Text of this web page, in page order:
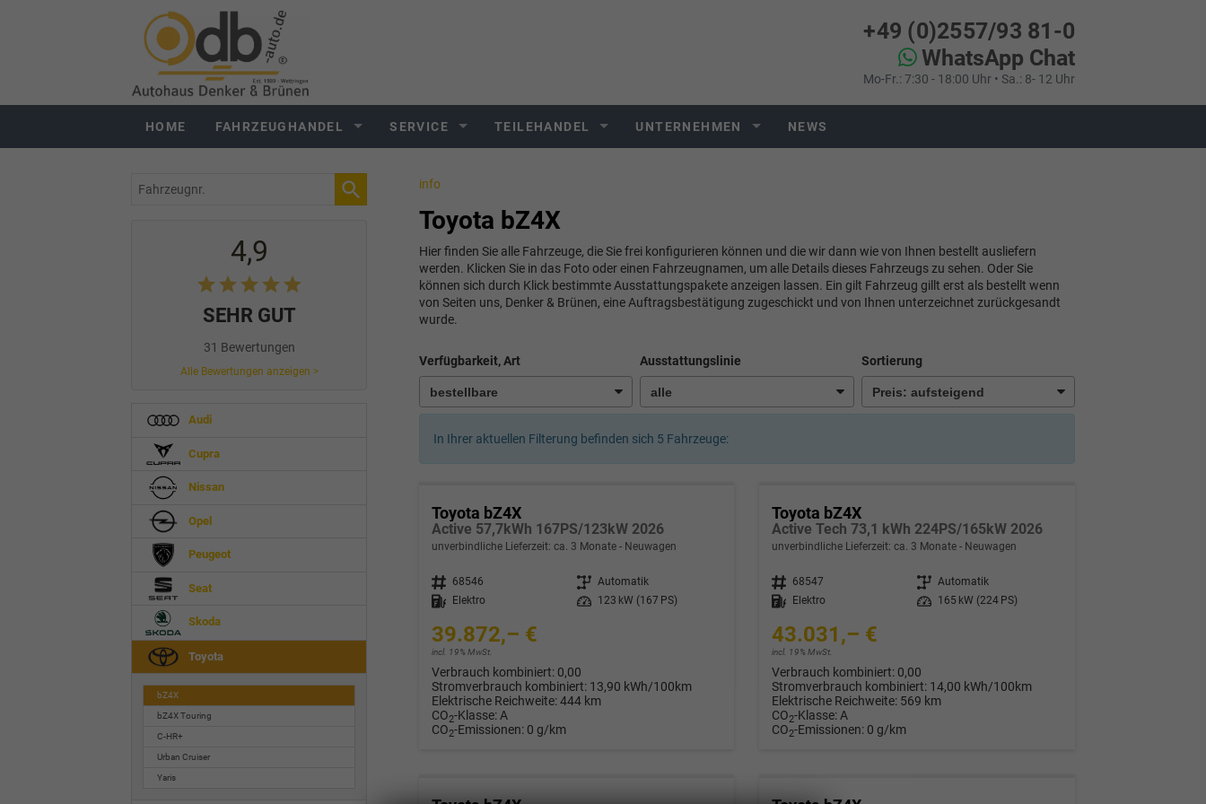
+49 (0)2557/93 81-0
WhatsApp Chat
Mo-Fr.: 7:30 - 18:00 Uhr • Sa.: 8- 12 Uhr
HOME FAHRZEUGHANDEL SERVICE TEILEHANDEL UNTERNEHMEN NEWS
info
Toyota bZ4X
Hier finden Sie alle Fahrzeuge, die Sie frei konfigurieren können und die wir dann wie von Ihnen bestellt ausliefern
werden. Klicken Sie in das Foto oder einen Fahrzeugnamen, um alle Details dieses Fahrzeugs zu sehen. Oder Sie
können sich durch Klick bestimmte Ausstattungspakete anzeigen lassen. Ein gilt Fahrzeug gillt erst als bestellt wenn
von Seiten uns, Denker & Brünen, eine Auftragsbestätigung zugeschickt und von Ihnen unterzeichnet zurückgesandt
wurde.
Verfügbarkeit, Art Ausstattungslinie Sortierung
In Ihrer aktuellen Filterung befinden sich 5 Fahrzeuge:
Toyota bZ4X
Active 57,7kWh 167PS/123kW 2026
unverbindliche Lieferzeit: ca. 3 Monate Neuwagen
Fahrzeugnr. 68546 Getriebe Automatik
Kraftstoff
Elektro Leistung 123 kW (167 PS)
39.872,– €
incl. 19% MwSt.
Verbrauch kombiniert: 0,00
Stromverbrauch kombiniert: 13,90 kWh/100km
Elektrische Reichweite:444 km
CO2-Klasse:A
CO2-Emissionen: 0 g/km
Toyota bZ4X
Active Tech 73,1 kWh 224PS/165kW 2026
unverbindliche Lieferzeit: ca. 3 Monate Neuwagen
Fahrzeugnr. 68547 Getriebe Automatik
Kraftstoff
Elektro Leistung 165 kW (224 PS)
43.031,– €
incl. 19% MwSt.
Verbrauch kombiniert: 0,00
Stromverbrauch kombiniert: 14,00 kWh/100km
Elektrische Reichweite: 569 km
CO2-Klasse: A
CO2-Emissionen: 0 g/km
Fahrzeugnr.
4,9
SEHR GUT
31 Bewertungen
Alle Bewertungen anzeigen >
Audi
Cupra
Nissan
Opel
Peugeot
Seat
Skoda
Toyota
bZ4X
bZ4X Touring
C-HR+
Urban Cruiser
Yaris